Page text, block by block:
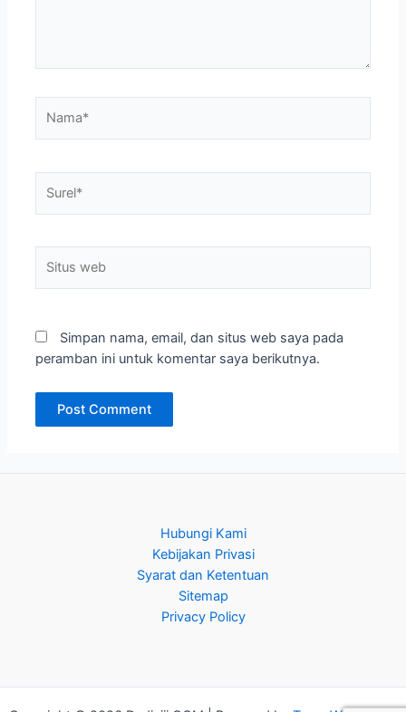
web
Simpan nama, email, dan situs web saya pada
peramban ini untuk komentar saya berikutnya.
Hubungi Kami
Kebijakan Privasi
Syarat dan Ketentuan
Sitemap
Privacy Policy